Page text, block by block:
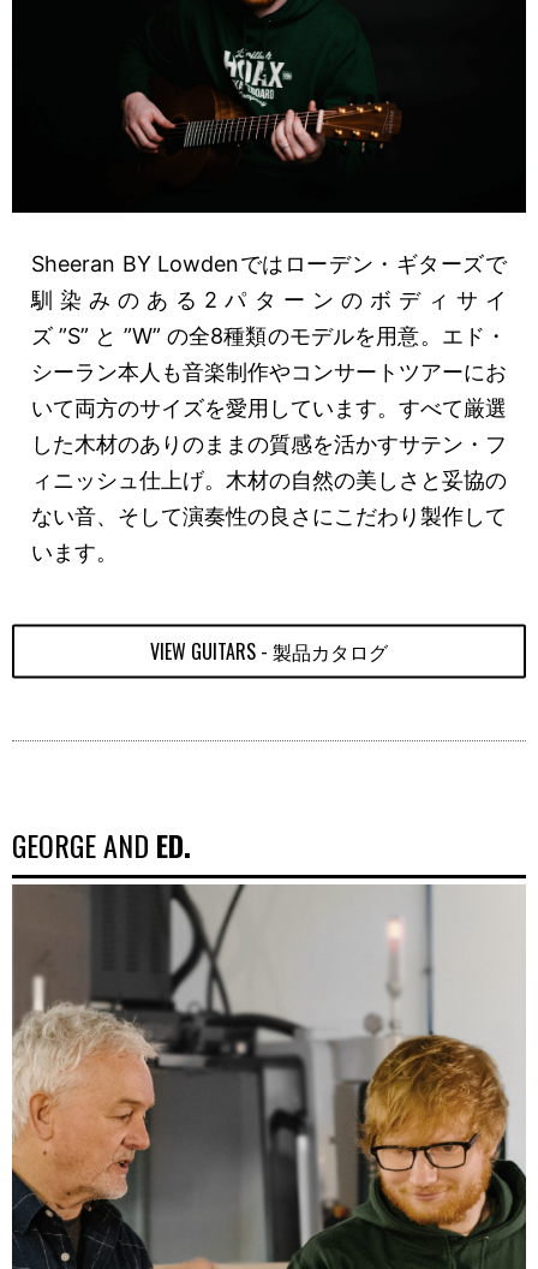
Sheeran BY Lowdenではローデン・ギターズで
馴染みのある2パターンのボディサイ
ズ ”S” と ”W” の全8種類のモデルを用意。エド・
シーラン本人も音楽制作やコンサートツアーにお
いて両方のサイズを愛用しています。すべて厳選
した木材のありのままの質感を活かすサテン・フ
ィニッシュ仕上げ。木材の自然の美しさと妥協の
ない音、そして演奏性の良さにこだわり製作して
います。
VIEW GUITARS - 製品カタログ
GEORGE AND ED.